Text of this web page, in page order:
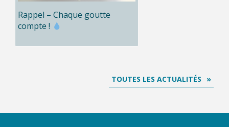
Rappel – Chaque goutte
compte !
TOUTES LES ACTUALITÉS